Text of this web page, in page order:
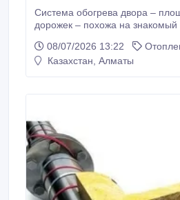
Система обогрева двора – площадок,
дорожек – похожа на
слой утрамбованного песка и
поверхность, подлежащую обогреву (асфальт,
повреждениям.
08/07/2026 13:22
Казахстан, Алматы